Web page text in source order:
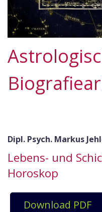
Dipl. Psych. Markus
Lebens- und
Horoskop
Download PDF